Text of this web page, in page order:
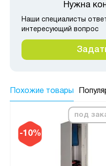
Нужна
Наши специалисты
интересующий вопрос
Похожие товары
-10%
под